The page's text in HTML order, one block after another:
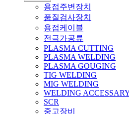
용접주변장치
품질검사장치
용접케이블
전극가공류
PLASMA CUTTING
PLASMA WELDING
PLASMA GOUGING
TIG WELDING
MIG WELDING
WELDING
SCR
중고장비